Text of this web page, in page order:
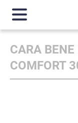
CARA
COMFORT